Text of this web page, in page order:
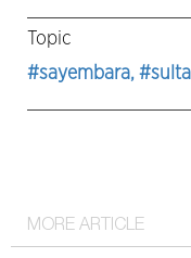
Topic
#sayembara,
MORE ARTICLE